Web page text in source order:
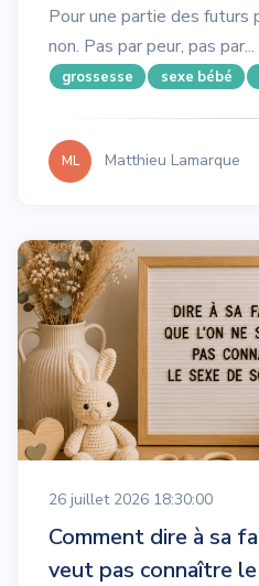
Pour une partie des futurs
non. Pas par peur, pas par...
grossesse sexe bébé
ML Matthieu Lamarque
26 juillet 2026 18:30:00
Comment dire à sa
veut pas connaître